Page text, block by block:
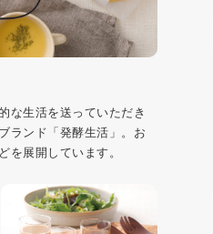
な生活を送っていただき
ランド「発酵生活」。お
を展開しています。